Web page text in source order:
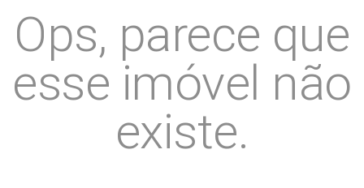
Ops, parece que
esse imóvel não
existe.